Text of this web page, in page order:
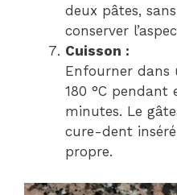
deux pâtes,
conserver
Cuisson :
Enfourner
180 °C pendant
minutes. Le
cure-dent
propre.